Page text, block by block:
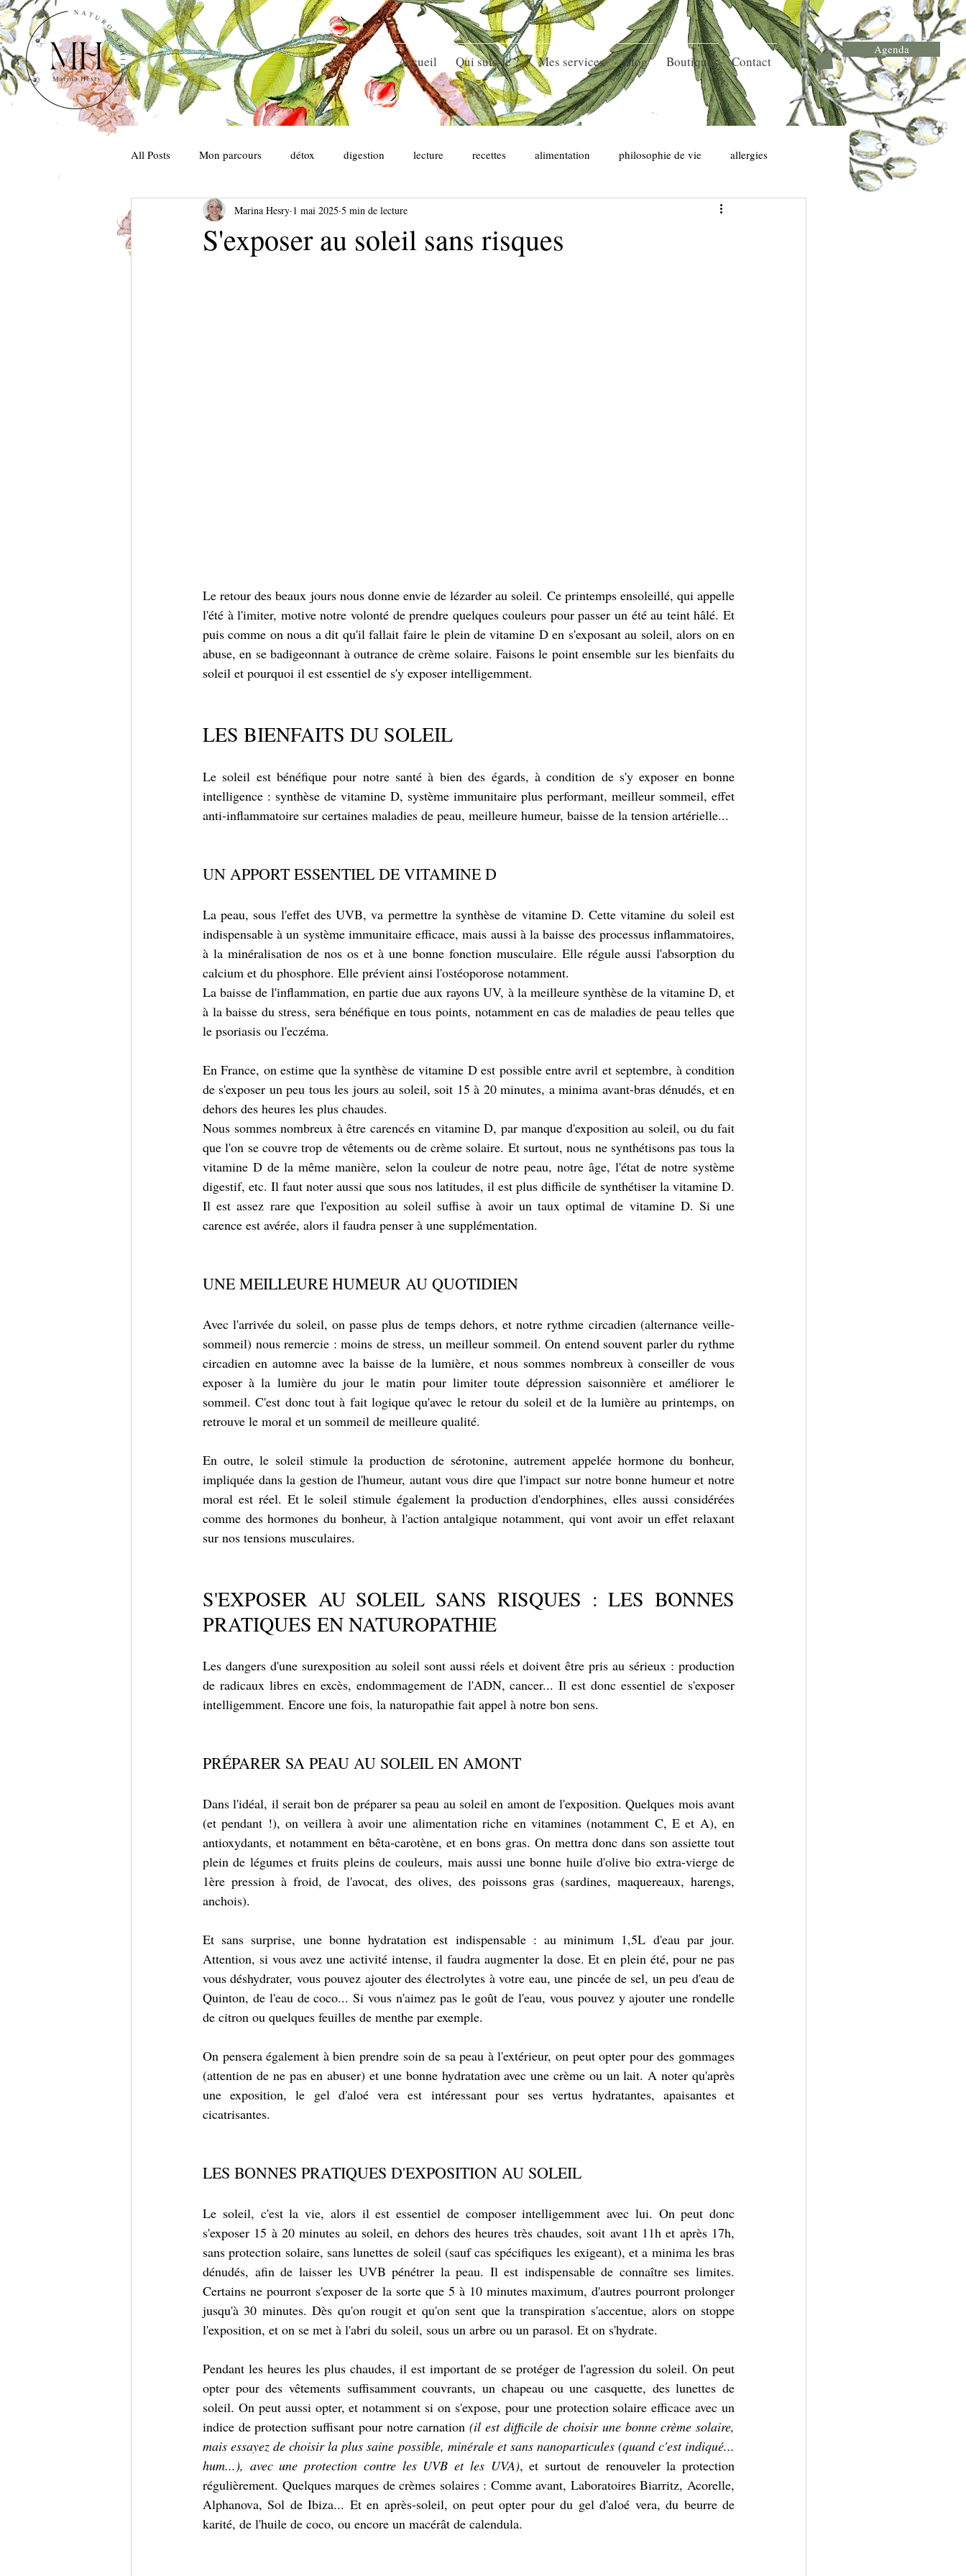
Accueil Qui suis-je ? Mes services Blog Boutique Contact
Agenda
All Posts Mon parcours détox digestion lecture recettes alimentation philosophie de vie allergies
microbiote repos maux d'hiver
S'exposer au soleil sans risques
Marina Hesry 1 mai 2025 5 min de lecture
Le retour des beaux jours nous donne envie de lézarder au soleil. Ce printemps ensoleillé, qui appelle
l'été à l'imiter, motive notre volonté de prendre quelques couleurs pour passer un été au teint hâlé. Et
puis comme on nous a dit qu'il fallait faire le plein de vitamine D en s'exposant au soleil, alors on en
abuse, en se badigeonnant à outrance de crème solaire. Faisons le point ensemble sur les bienfaits du
soleil et pourquoi il est essentiel de s'y exposer intelligemment.
LES BIENFAITS DU SOLEIL
Le soleil est bénéfique pour notre santé à bien des égards, à condition de s'y exposer en bonne
intelligence : synthèse de vitamine D, système immunitaire plus performant, meilleur sommeil, effet
anti-inflammatoire sur certaines maladies de peau, meilleure humeur, baisse de la tension artérielle...
UN APPORT ESSENTIEL DE VITAMINE D
La peau, sous l'effet des UVB, va permettre la synthèse de vitamine D. Cette vitamine du soleil est
indispensable à un système immunitaire efficace, mais aussi à la baisse des processus inflammatoires,
à la minéralisation de nos os et à une bonne fonction musculaire. Elle régule aussi l'absorption du
calcium et du phosphore. Elle prévient ainsi l'ostéoporose notamment.
La baisse de l'inflammation, en partie due aux rayons UV, à la meilleure synthèse de la vitamine D, et
à la baisse du stress, sera bénéfique en tous points, notamment en cas de maladies de peau telles que
le psoriasis ou l'eczéma.
En France, on estime que la synthèse de vitamine D est possible entre avril et septembre, à condition
de s'exposer un peu tous les jours au soleil, soit 15 à 20 minutes, a minima avant-bras dénudés, et en
dehors des heures les plus chaudes.
Nous sommes nombreux à être carencés en vitamine D, par manque d'exposition au soleil, ou du fait
que l'on se couvre trop de vêtements ou de crème solaire. Et surtout, nous ne synthétisons pas tous la
vitamine D de la même manière, selon la couleur de notre peau, notre âge, l'état de notre système
digestif, etc. Il faut noter aussi que sous nos latitudes, il est plus difficile de synthétiser la vitamine D.
Il est assez rare que l'exposition au soleil suffise à avoir un taux optimal de vitamine D. Si une
carence est avérée, alors il faudra penser à une supplémentation.
UNE MEILLEURE HUMEUR AU QUOTIDIEN
Avec l'arrivée du soleil, on passe plus de temps dehors, et notre rythme circadien (alternance veille-
sommeil) nous remercie : moins de stress, un meilleur sommeil. On entend souvent parler du rythme
circadien en automne avec la baisse de la lumière, et nous sommes nombreux à conseiller de vous
exposer à la lumière du jour le matin pour limiter toute dépression saisonnière et améliorer le
sommeil. C'est donc tout à fait logique qu'avec le retour du soleil et de la lumière au printemps, on
retrouve le moral et un sommeil de meilleure qualité.
En outre, le soleil stimule la production de sérotonine, autrement appelée hormone du bonheur,
impliquée dans la gestion de l'humeur, autant vous dire que l'impact sur notre bonne humeur et notre
moral est réel. Et le soleil stimule également la production d'endorphines, elles aussi considérées
comme des hormones du bonheur, à l'action antalgique notamment, qui vont avoir un effet relaxant
sur nos tensions musculaires.
S'EXPOSER AU SOLEIL SANS RISQUES : LES BONNES
PRATIQUES EN NATUROPATHIE
Les dangers d'une surexposition au soleil sont aussi réels et doivent être pris au sérieux : production
de radicaux libres en excès, endommagement de l'ADN, cancer... Il est donc essentiel de s'exposer
intelligemment. Encore une fois, la naturopathie fait appel à notre bon sens.
PRÉPARER SA PEAU AU SOLEIL EN AMONT
Dans l'idéal, il serait bon de préparer sa peau au soleil en amont de l'exposition. Quelques mois avant
(et pendant !), on veillera à avoir une alimentation riche en vitamines (notamment C, E et A), en
antioxydants, et notamment en bêta-carotène, et en bons gras. On mettra donc dans son assiette tout
plein de légumes et fruits pleins de couleurs, mais aussi une bonne huile d'olive bio extra-vierge de
1ère pression à froid, de l'avocat, des olives, des poissons gras (sardines, maquereaux, harengs,
anchois).
Et sans surprise, une bonne hydratation est indispensable : au minimum 1,5L d'eau par jour.
Attention, si vous avez une activité intense, il faudra augmenter la dose. Et en plein été, pour ne pas
vous déshydrater, vous pouvez ajouter des électrolytes à votre eau, une pincée de sel, un peu d'eau de
Quinton, de l'eau de coco... Si vous n'aimez pas le goût de l'eau, vous pouvez y ajouter une rondelle
de citron ou quelques feuilles de menthe par exemple.
On pensera également à bien prendre soin de sa peau à l'extérieur, on peut opter pour des gommages
(attention de ne pas en abuser) et une bonne hydratation avec une crème ou un lait. A noter qu'après
une exposition, le gel d'aloé vera est intéressant pour ses vertus hydratantes, apaisantes et
cicatrisantes.
LES BONNES PRATIQUES D'EXPOSITION AU SOLEIL
Le soleil, c'est la vie, alors il est essentiel de composer intelligemment avec lui. On peut donc
s'exposer 15 à 20 minutes au soleil, en dehors des heures très chaudes, soit avant 11h et après 17h,
sans protection solaire, sans lunettes de soleil (sauf cas spécifiques les exigeant), et a minima les bras
dénudés, afin de laisser les UVB pénétrer la peau. Il est indispensable de connaître ses limites.
Certains ne pourront s'exposer de la sorte que 5 à 10 minutes maximum, d'autres pourront prolonger
jusqu'à 30 minutes. Dès qu'on rougit et qu'on sent que la transpiration s'accentue, alors on stoppe
l'exposition, et on se met à l'abri du soleil, sous un arbre ou un parasol. Et on s'hydrate.
Pendant les heures les plus chaudes, il est important de se protéger de l'agression du soleil. On peut
opter pour des vêtements suffisamment couvrants, un chapeau ou une casquette, des lunettes de
soleil. On peut aussi opter, et notamment si on s'expose, pour une protection solaire efficace avec un
indice de protection suffisant pour notre carnation (il est difficile de choisir une bonne crème solaire,
mais essayez de choisir la plus saine possible, minérale et sans nanoparticules (quand c'est indiqué...
hum...), avec une protection contre les UVB et les UVA), et surtout de renouveler la protection
régulièrement. Quelques marques de crèmes solaires : Comme avant, Laboratoires Biarritz, Acorelle,
Alphanova, Sol de Ibiza... Et en après-soleil, on peut opter pour du gel d'aloé vera, du beurre de
karité, de l'huile de coco, ou encore un macérât de calendula.